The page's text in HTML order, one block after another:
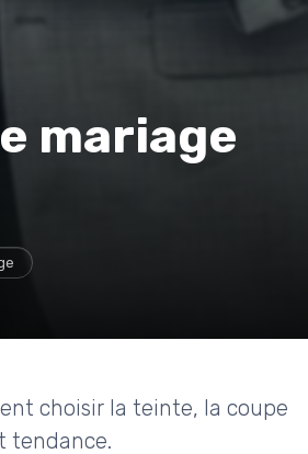
mariage
choisir la teinte, la coupe
tendance.